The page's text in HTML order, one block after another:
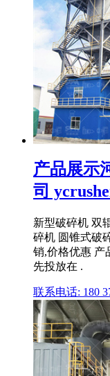
产品展示
司
新型破碎机 双
碎机 圆锥式破
销,价格优惠 产
先投放在 .
联系电话: 180